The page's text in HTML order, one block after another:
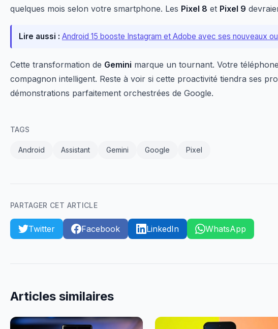
quelques mois selon votre smartphone. Les Pixel 8 et Pixel 9
Lire aussi : Android 15 booste Instagram et Adobe avec ses nouveaux
Cette transformation de Gemini marque un tournant. Votre
compagnon intelligent. Reste à voir si cette proactivité tiendra ses
démonstrations parfaitement orchestrées de Google.
TAGS
Android Assistant Gemini Google Pixel
PARTAGER CET ARTICLE
Twitter Facebook LinkedIn WhatsApp
Articles similaires